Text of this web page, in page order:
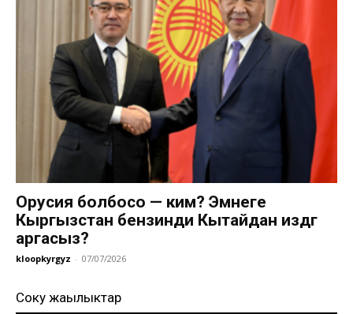
Орусия болбосо — ким? Эмнеге
Кыргызстан бензинди Кытайдан издөөгө
аргасыз?
kloopkyrgyz - 07/07/2026
Соңку жаңылыктар